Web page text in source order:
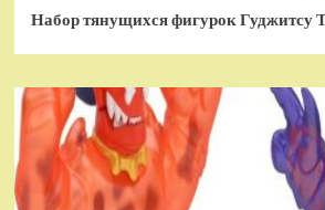
Набор тянущихся фигурок Гуджитсу